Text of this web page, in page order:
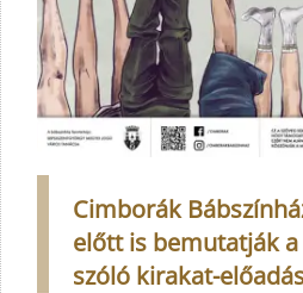
Cimborák
előtt is bemutatják
szóló kirakat-